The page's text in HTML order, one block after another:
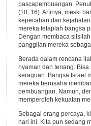
pascapembuangan.
(10, 16). Artinya, meski
kepecahan dan
mereka tetaplah bangsa
Dengan membaca
panggilan mereka
Berada dalam rencana
nyaman dan tenang.
keraguan. Bangsa Israel
mereka berusaha
pembuangan. Namun,
memperoleh kekuatan
Sebagai orang percaya,
hari ini. Kita pun sedang